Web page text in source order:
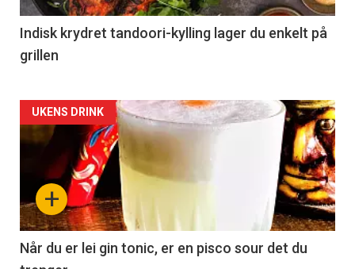
Indisk krydret tandoori-kylling lager du enkelt på
grillen
Forsiden
akkurat
nå
-
2
+
UKENS DRINK
Når du er lei gin tonic, er en pisco sour det du